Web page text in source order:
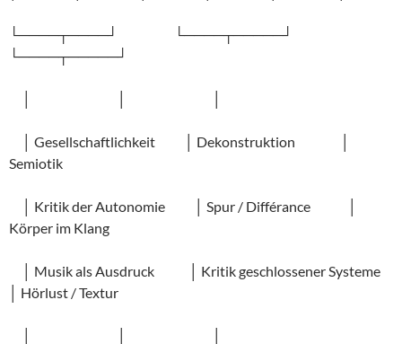
└────┬────┘ └────┬─────┘
└────┬─────┘
│ Gesellschaftlichkeit │ Dekonstruktion │
Semiotik
│ Kritik der Autonomie │ Spur / Différance │
Körper im Klang
│ Musik als Ausdruck │ Kritik geschlossener Systeme
│ Hörlust / Textur